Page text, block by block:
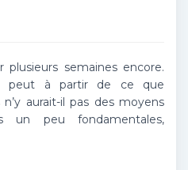
plusieurs semaines encore.
peut à partir de ce que
aurait-il pas des moyens
un peu fondamentales,